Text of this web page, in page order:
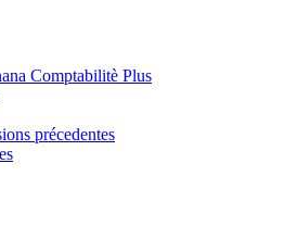
Comptabilitè Plus
précedentes